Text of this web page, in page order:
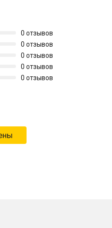
0 отзывов
0 отзывов
0 отзывов
0 отзывов
0 отзывов